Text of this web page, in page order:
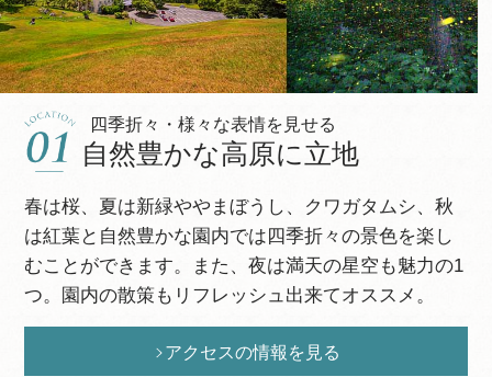
四季折々・様々な表情を見せる
自然豊かな高原に立地
春は桜、夏は新緑ややまぼうし、クワガタムシ、秋
は紅葉と自然豊かな園内では四季折々の景色を楽し
むことができます。また、夜は満天の星空も魅力の1
つ。園内の散策もリフレッシュ出来てオススメ。
アクセスの情報を見る
自然の中で楽しめる
アクティビティが充実
テニスコート、芝ソリ、パターゴルフ、グラウンド
ゴルフなど
子供から大人まで楽しむことができるアクティビテ
ィーが充実しています。
アクティビティの情報を見る
食の広島Stories
食の広島Stories
オープンキッチンでは、広島牛の焼きしゃぶ他、揚
げたての天ぷらや広島産カキフライなどが並びま
す。
ビュッフェの情報を見る
本館・コテージ・キャンプ場
様々な宿泊スタイル
本館でのんびり宿泊するもよし、コテージでプライ
ベートなお食事などの空間を楽しむもよし、キャン
プ場でＢＢＱ、アウトドア料理を楽しむもよし、
色々なスタイルを楽しめます。
屋外施設の情報を見る
雄大な大自然を楽しむ
帝釈峡観光の拠点
帝釈峡を代表する観光スポット「神龍湖」への観光
拠点として最適です。東城IC※ETC制限あり より車
で約10分と最寄りのICからも近い場所です。